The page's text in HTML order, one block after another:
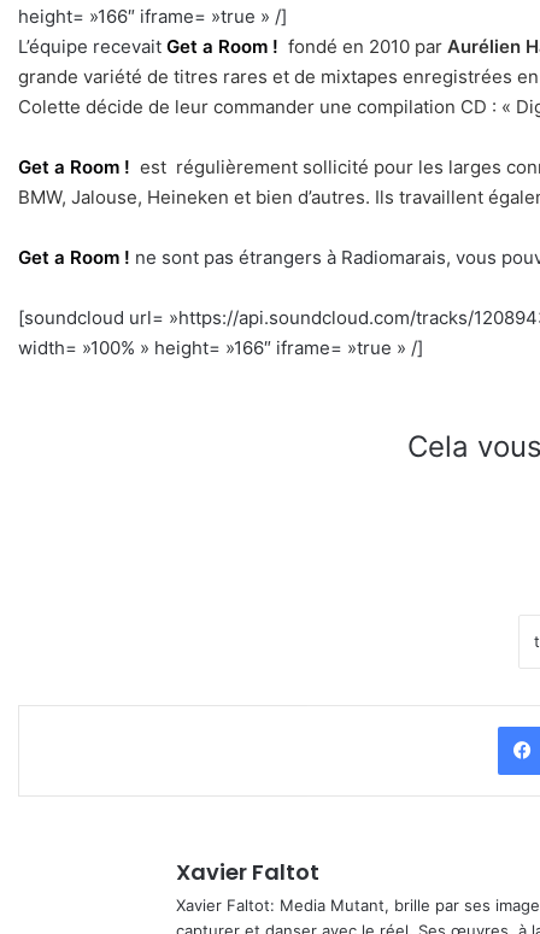
height= »166″ iframe= »true » /]
L’équipe recevait Get a Room ! fondé en 2010 par Aurélien
grande variété de titres rares et de mixtapes enregistrées
Colette décide de leur commander une compilation CD : «
Get a Room ! est régulièrement sollicité pour les larges
BMW, Jalouse, Heineken et bien d’autres. Ils travaillent
Get a Room ! ne sont pas étrangers à Radiomarais, vous
[soundcloud url= »https://api.soundcloud.com/tracks/
width= »100% » height= »166″ iframe= »true » /]
Cela
Xavier Faltot
Xavier Faltot: Media Mutant, brille par ses